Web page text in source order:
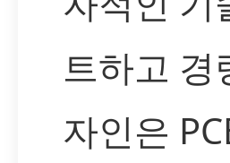
트하고 경
자인은